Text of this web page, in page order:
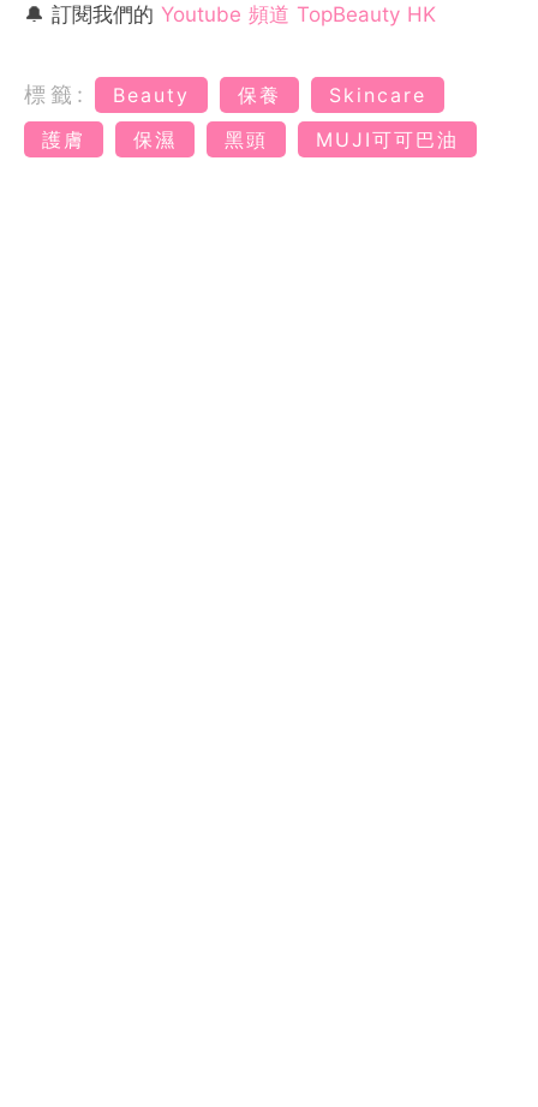
🔔 訂閱我們的 Youtube 頻道 TopBeauty HK
標籤: Beauty 保養
Skincare
護膚
保濕 黑頭 MUJI可可巴油